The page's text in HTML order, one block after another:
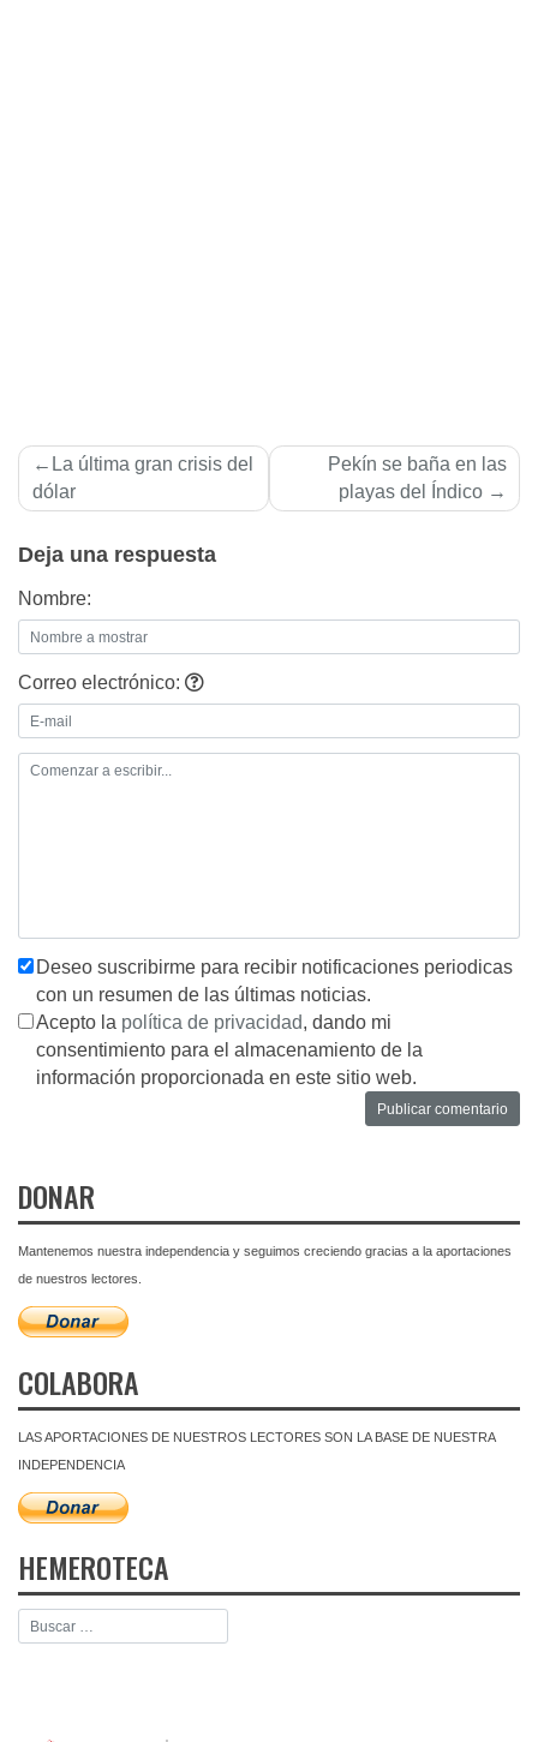
Navegación
de
La última gran crisis del
dólar
Pekí­n se baña en las
playas del Índico
Deja una respuesta
Nombre:
Correo electrónico:
Deseo suscribirme para recibir notificaciones periodicas
con un resumen de las últimas noticias.
Acepto la política de privacidad, dando mi
consentimiento para el almacenamiento de la
información proporcionada en este sitio web.
DONAR
Mantenemos nuestra independencia y seguimos creciendo gracias a la aportaciones
de nuestros lectores.
COLABORA
LAS APORTACIONES DE NUESTROS LECTORES SON LA BASE DE NUESTRA
INDEPENDENCIA
HEMEROTECA